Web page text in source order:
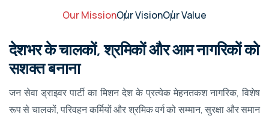
Our MissionOur VisionOur Value
देशभर के चालकों, श्रमिकों और आम नागरिकों को
सशक्त बनाना
जन सेवा ड्राइवर पार्टी का मिशन देश के प्रत्येक मेहनतकश नागरिक, विशेष
रूप से चालकों, परिवहन कर्मियों और श्रमिक वर्ग को सम्मान, सुरक्षा और समान